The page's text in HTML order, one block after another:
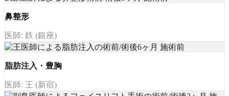
鼻整形
医師: 鉄 (銀座)
脂肪注入・豊胸
医師: 王 (新宿)